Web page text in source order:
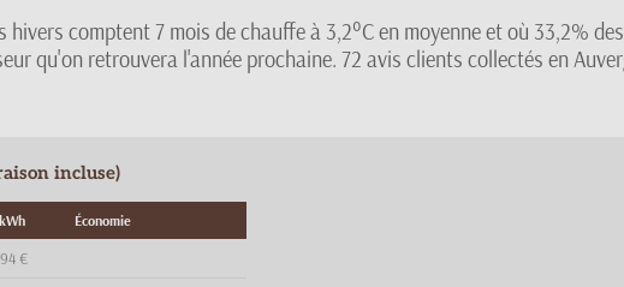
comptent 7 mois de chauffe à 3,2°C en moyenne et où 33,2%
qu'on retrouvera l'année prochaine. 72 avis clients collectés en
incluse)
Économie
€